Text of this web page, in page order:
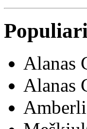
Alanas
Alanas